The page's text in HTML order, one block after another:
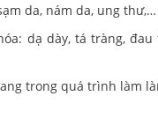
da, nám da, ung thư,…
dạ dày, tá tràng,
trong quá trình làm